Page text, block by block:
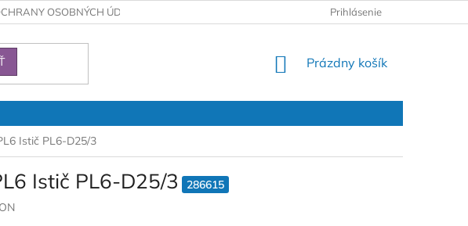
OSOBNÝCH ÚDAJOV Prihlásenie
NÁKUPNÝ
Prázdny košík
Istič PL6-D25/3
Istič PL6-D25/3
286615